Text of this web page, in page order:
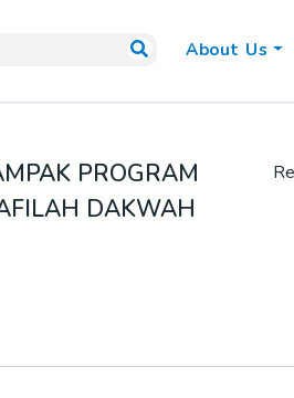
About Us
PROGRAM
DAKWAH